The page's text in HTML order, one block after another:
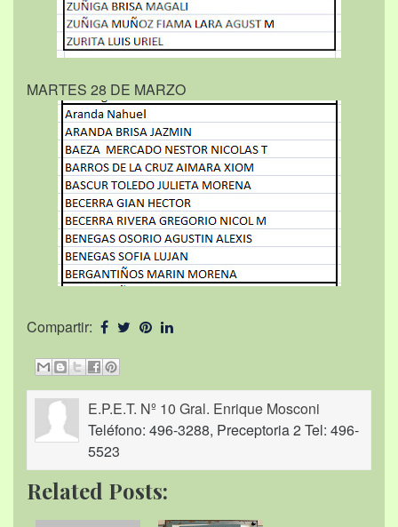
MARTES 28 DE MARZO
Compartir:
E.P.E.T. Nº 10 Gral. Enrique Mosconi
Teléfono: 496-3288, Preceptoria 2 Tel: 496-
5523
Related Posts: